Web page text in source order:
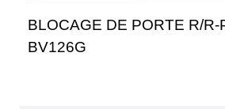
BLOCAGE DE PORTE R/R-
BV126G